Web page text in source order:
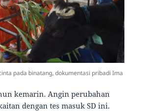
pada binatang, dokumentasi pribadi Ima
kemarin. Angin perubahan
dengan tes masuk SD ini.